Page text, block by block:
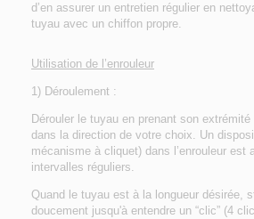
d’en assurer un entretien régulier en
tuyau avec un chiffon propre.
Utilisation de l’enrouleur
1) Déroulement :
Dérouler le tuyau en prenant son extrémité
dans la direction de votre choix. Un
mécanisme à cliquet) dans l’enrouleur est
intervalles réguliers.
Quand le tuyau est à la longueur désirée,
doucement jusqu'à entendre un “clic” (4